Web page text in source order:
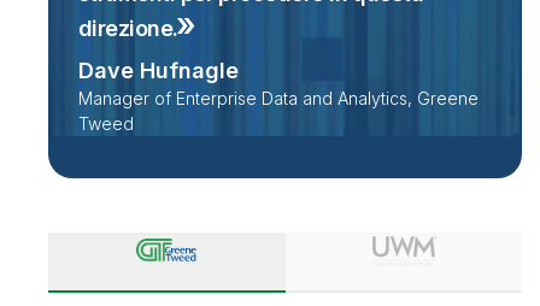
direzione.
Dave Hufnagle
Manager of Enterprise Data and Analytics, Greene
Tweed